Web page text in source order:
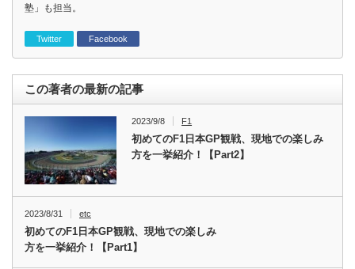
塾」も担当。
Twitter Facebook
この著者の最新の記事
2023/9/8 F1
初めてのF1日本GP観戦、現地での楽しみ
方を一挙紹介！【Part2】
2023/8/31 etc
初めてのF1日本GP観戦、現地での楽しみ
方を一挙紹介！【Part1】